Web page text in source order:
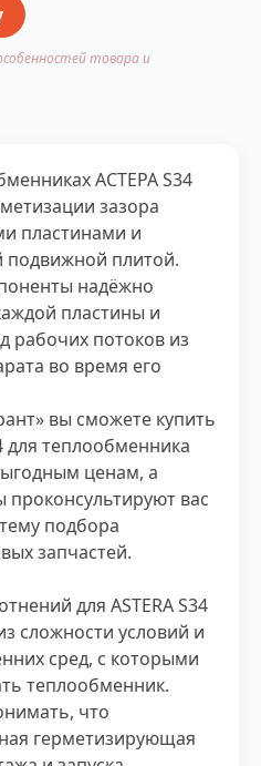
товара и
АСТЕРА S34
зазора
пластинами и
плитой.
надёжно
пластины и
рабочих потоков из
во время его
вы сможете купить
для теплообменника
ценам, а
вас
подбора
запчастей.
для ASTERA S34
сложности условий и
сред, с которыми
теплообменник.
что
герметизирующая